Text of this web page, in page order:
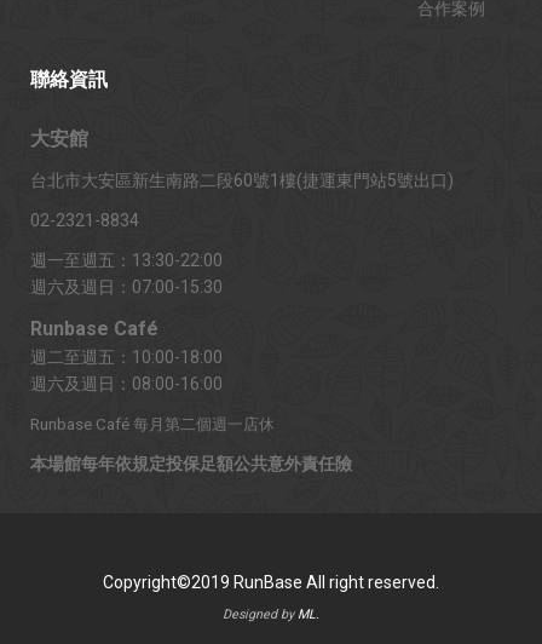
合作案例
聯絡資訊
大安館
台北市大安區新生南路二段60號1樓(捷運東門站5號出口)
02-2321-8834
週一至週五：13:30-22:00
週六及週日：07:00-15:30
Runbase Café
週二至週五：10:00-18:00
週六及週日：08:00-16:00
Runbase Café 每月第二個週一店休
本場館每年依規定投保足額公共意外責任險
Copyright©2019 RunBase All right reserved.
Designed by ML.